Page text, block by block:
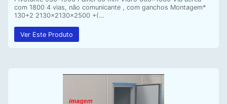
com 1800 4 vias, não comunicante , com ganchos Montagem*
130+2 2130x2130x2500 +(…
Ver Este Produto